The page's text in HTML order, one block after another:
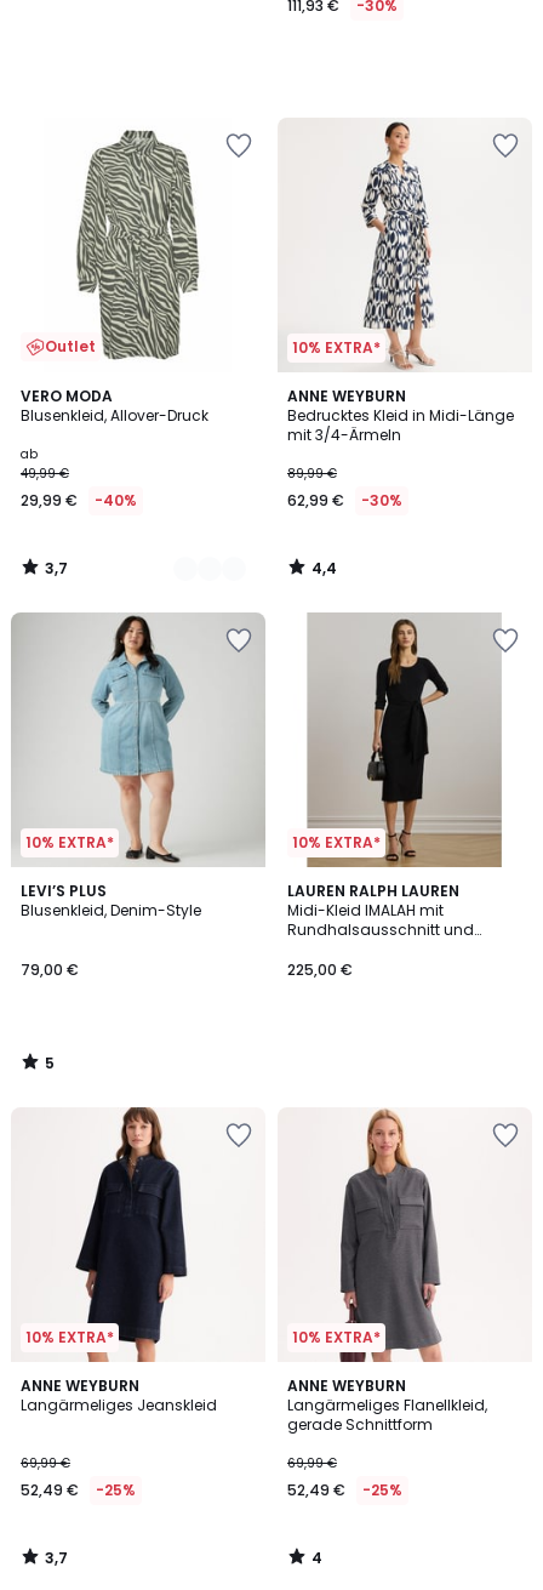
111,93 € -30%
Outlet
VERO MODA
Blusenkleid, Allover-Druck
ab
49,99 €
29,99 € -40%
3,7
/ 5
2
Farben
3,7
/
10% EXTRA*
ANNE WEYBURN
Bedrucktes Kleid in Midi-Länge
mit 3/4-Ärmeln
89,99 €
62,99 € -30%
4,4
/ 5
4,4
/
10% EXTRA*
LEVI’S PLUS
Blusenkleid, Denim-Style
79,00 €
5
/
5
/
10% EXTRA*
LAUREN RALPH LAUREN
Midi-Kleid IMALAH mit
Rundhalsausschnitt und
225,00 €
10% EXTRA*
ANNE WEYBURN
Langärmeliges Jeanskleid
69,99 €
52,49 € -25%
3,7
/ 5
3,7
/
10% EXTRA*
ANNE WEYBURN
Langärmeliges Flanellkleid,
gerade Schnittform
69,99 €
52,49 € -25%
4
/
5
4
/